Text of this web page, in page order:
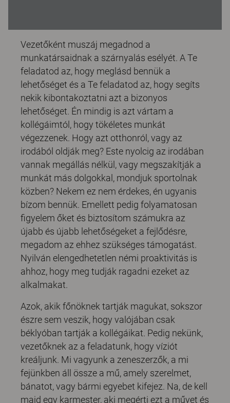
Vezetőként muszáj megadnod a
munkatársaidnak a szárnyalás esélyét. A Te
feladatod az, hogy meglásd bennük a
lehetőséget és a Te feladatod az, hogy segíts
nekik kibontakoztatni azt a bizonyos
lehetőséget. Én mindig is azt vártam a
kollégáimtól, hogy tökéletes munkát
végezzenek. Hogy azt otthonról, vagy az
irodából oldják meg? Este nyolcig az irodában
vannak megállás nélkül, vagy megszakítják a
munkát más dolgokkal, mondjuk sportolnak
közben? Nekem ez nem érdekes, én ugyanis
bízom bennük. Emellett pedig folyamatosan
figyelem őket és biztosítom számukra az
újabb és újabb lehetőségeket a fejlődésre,
megadom az ehhez szükséges támogatást.
Nyilván elengedhetetlen némi proaktivitás is
ahhoz, hogy meg tudják ragadni ezeket az
alkalmakat.
Azok, akik főnöknek tartják magukat, sokszor
észre sem veszik, hogy valójában csak
béklyóban tartják a kollégáikat. Pedig nekünk,
vezetőknek az a feladatunk, hogy víziót
kreáljunk. Mi vagyunk a zeneszerzők, a mi
fejünkben áll össze a mű, amely szerelmet,
bánatot, vagy bármi egyebet kifejez. Na, de kell
majd egy karmester, aki megérti ezt a művet és